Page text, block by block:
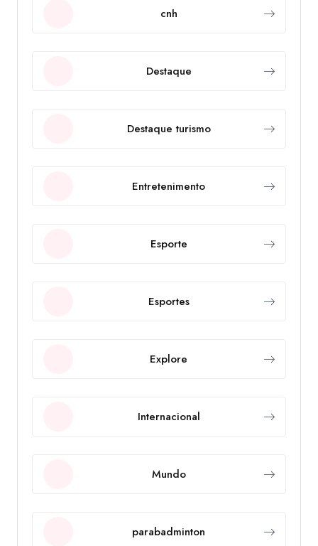
cnh
Destaque
Destaque turismo
Entretenimento
Esporte
Esportes
Explore
Internacional
Mundo
parabadminton